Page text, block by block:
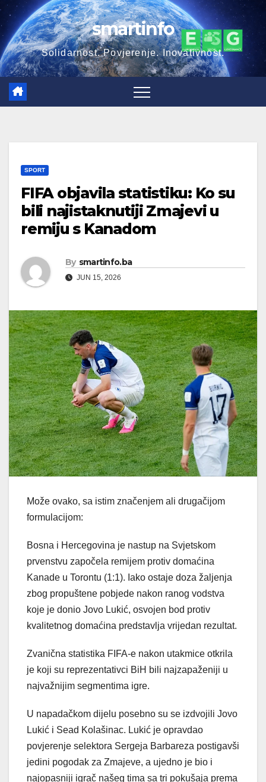
Skip
to
content
smartinfo
Solidarnost. Povjerenje. Inovativnost.
SPORT
FIFA objavila statistiku: Ko su
bili najistaknutiji Zmajevi u
remiju s Kanadom
By smartinfo.ba
JUN 15, 2026
Može ovako, sa istim značenjem ali drugačijom
formulacijom:
Bosna i Hercegovina je nastup na Svjetskom
prvenstvu započela remijem protiv domaćina
Kanade u Torontu (1:1). Iako ostaje doza žaljenja
zbog propuštene pobjede nakon ranog vodstva
koje je donio Jovo Lukić, osvojen bod protiv
kvalitetnog domaćina predstavlja vrijedan rezultat.
Zvanična statistika FIFA-e nakon utakmice otkrila
je koji su reprezentativci BiH bili najzapaženiji u
najvažnijim segmentima igre.
U napadačkom dijelu posebno su se izdvojili Jovo
Lukić i Sead Kolašinac. Lukić je opravdao
povjerenje selektora Sergeja Barbareza postigavši
jedini pogodak za Zmajeve, a ujedno je bio i
najopasniji igrač našeg tima sa tri pokušaja prema